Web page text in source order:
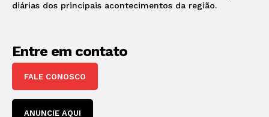
diárias dos principais acontecimentos da região.
Entre em contato
FALE CONOSCO
ANUNCIE AQUI